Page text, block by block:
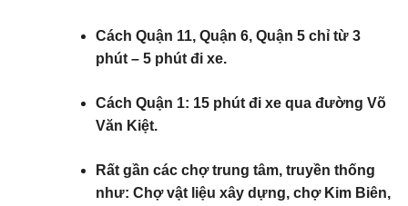
Cách Quận 11, Quận 6, Quận 5 chỉ từ 3
phút – 5 phút đi xe.
Cách Quận 1: 15 phút đi xe qua đường Võ
Văn Kiệt.
Rất gần các chợ trung tâm, truyền thống
như: Chợ vật liệu xây dựng, chợ Kim Biên,